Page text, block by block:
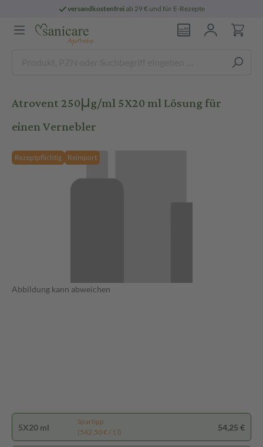
versandkostenfreiab 29 € und für E-Rezepte
Atrovent 250μg/ml 5X20 ml Lösung für
einen Vernebler
Rezeptpflichtig Reimport
Abbildung kann abweichen
5X20 ml
Spartipp
(542,50 € / 1 l)
54,25 €